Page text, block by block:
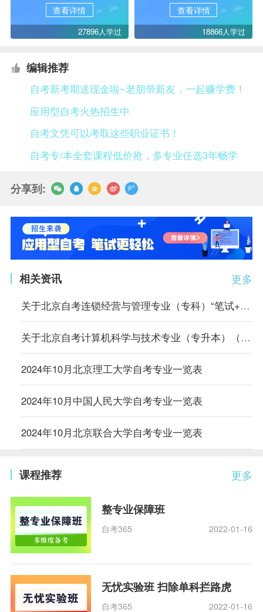
查看详情
27896人学过
查看详情
18866人学过
编辑推荐
自考新考期送现金啦~老朋带新友，一起赚学费！
应用型自考火热招生中
自考文凭可以考取这些职业证书！
自考专/本全套课程低价抢，多专业任选3年畅学
分享到:
更多
相关资讯
关于北京自考连锁经营与管理专业（专科）“笔试+实践”课程成绩核定的说明
关于北京自考计算机科学与技术专业（专升本）（原计算机信息管理专业）相关课程的顶替说明
2024年10月北京理工大学自考专业一览表
2024年10月中国人民大学自考专业一览表
2024年10月北京联合大学自考专业一览表
更多
课程推荐
整专业保障班
自考365 2022-01-16
无忧实验班 扫除单科拦路虎
自考365 2022-01-16